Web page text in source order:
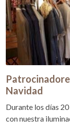
Navidad
Durante los días
con nuestra